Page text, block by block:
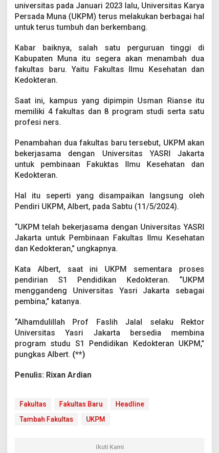
l
t
a
B
a
r
u
universitas pada Januari 2023 lalu, Universitas Karya
Persada Muna (UKPM) terus melakukan berbagai hal
untuk terus tumbuh dan berkembang.
Kabar baiknya, salah satu perguruan tinggi di
Kabupaten Muna itu segera akan menambah dua
fakultas baru. Yaitu Fakultas Ilmu Kesehatan dan
Kedokteran.
Saat ini, kampus yang dipimpin Usman Rianse itu
memiliki 4 fakultas dan 8 program studi serta satu
profesi ners.
Penambahan dua fakultas baru tersebut, UKPM akan
bekerjasama dengan Universitas YASRI Jakarta
untuk pembinaan Fakuktas Ilmu Kesehatan dan
Kedokteran.
Hal itu seperti yang disampaikan langsung oleh
Pendiri UKPM, Albert, pada Sabtu (11/5/2024).
“UKPM telah bekerjasama dengan Universitas YASRI
Jakarta untuk Pembinaan Fakultas Ilmu Kesehatan
dan Kedokteran,” ungkapnya.
Kata Albert, saat ini UKPM sementara proses
pendirian S1 Pendidikan Kedokteran. “UKPM
menggandeng Universitas Yasri Jakarta sebagai
pembina,” katanya.
“Alhamdulillah Prof Faslih Jalal selaku Rektor
Universitas Yasri Jakarta bersedia membina
program studu S1 Pendidikan Kedokteran UKPM,”
pungkas Albert. (**)
Penulis: Rixan Ardian
Fakultas Fakultas Baru
Headline
Tambah Fakultas
UKPM
Ikuti Kami